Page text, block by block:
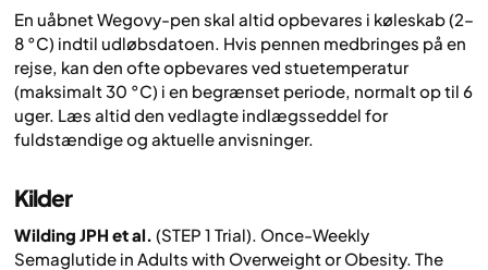
En uåbnet Wegovy-pen skal altid opbevares i køleskab (2–
8 °C) indtil udløbsdatoen. Hvis pennen medbringes på en
rejse, kan den ofte opbevares ved stuetemperatur
(maksimalt 30 °C) i en begrænset periode, normalt op til 6
uger. Læs altid den vedlagte indlægsseddel for
fuldstændige og aktuelle anvisninger.
Kilder
Wilding JPH et al. (STEP 1 Trial). Once-Weekly
Semaglutide in Adults with Overweight or Obesity. The